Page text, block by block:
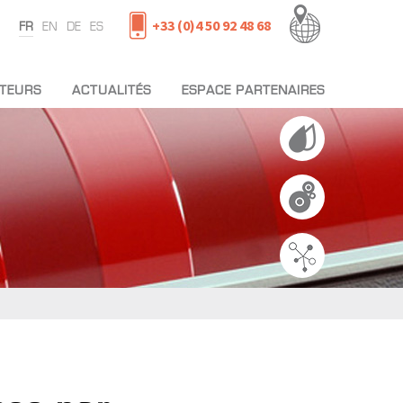
FR EN DE ES +33 (0)4 50 92 48 68
ACTUALITÉS ESPACE PARTENAIRES